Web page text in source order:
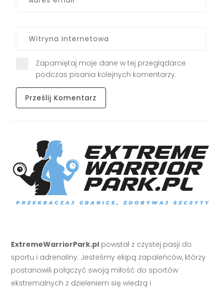
Zapamiętaj moje dane w tej przeglądarce
podczas pisania kolejnych komentarzy.
ExtremeWarriorPark.pl powstał z czystej pasji do
sportu i adrenaliny. Jesteśmy ekipą zapaleńców, którzy
postanowili połączyć swoją miłość do sportów
ekstremalnych z dzieleniem się wiedzą i